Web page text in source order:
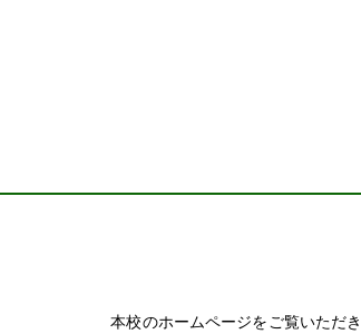
本校のホームページをご覧いただ